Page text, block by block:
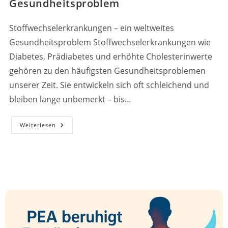
Gesundheitsproblem
Stoffwechselerkrankungen – ein weltweites
Gesundheitsproblem Stoffwechselerkrankungen wie
Diabetes, Prädiabetes und erhöhte Cholesterinwerte
gehören zu den häufigsten Gesundheitsproblemen
unserer Zeit. Sie entwickeln sich oft schleichend und
bleiben lange unbemerkt – bis…
Weiterlesen Stoffwechselstörungen
–